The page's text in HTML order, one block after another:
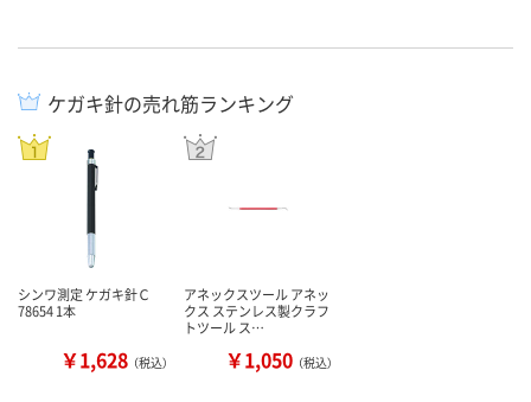
ケガキ針の売れ筋ランキング
シンワ測定 ケガキ針Ｃ
78654 1本
￥1,628 （税込）
アネックスツール アネッ
クス ステンレス製クラフ
トツール ス…
￥1,050 （税込）